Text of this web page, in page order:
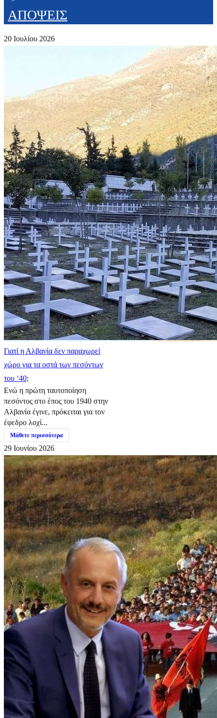
ΑΠΟΨΕΙΣ
20 Ιουλίου 2026
Γιατί η Αλβανία δεν παραχωρεί
χώρο για τα οστά των πεσόντων
του ‘40;
Ενώ η πρώτη ταυτοποίηση
πεσόντος στο έπος του 1940 στην
Αλβανία έγινε, πρόκειται για τον
έφεδρο λοχί...
Μάθετε περισσότερα
29 Ιουνίου 2026